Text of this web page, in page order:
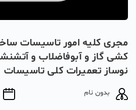
مجری کلیه امور تاسیسات
کشی گاز و آبوفاضلاب و
نوساز تعمیرات کلی تاسیسات
بدون نام